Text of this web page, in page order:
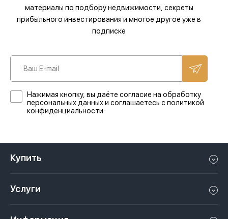
материалы по подбору недвижимости, секреты
прибыльного инвестирования и многое другое уже в
подписке
Нажимая кнопку, вы даёте согласие на обработку
персональных данных и соглашаетесь с политикой
конфиденциальности.
Купить
Услуги